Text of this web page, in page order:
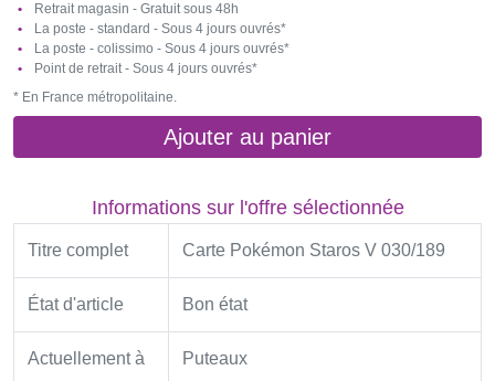
Retrait magasin - Gratuit sous 48h
La poste - standard - Sous 4 jours ouvrés*
La poste - colissimo - Sous 4 jours ouvrés*
Point de retrait - Sous 4 jours ouvrés*
* En France métropolitaine.
Ajouter au panier
Informations sur l'offre sélectionnée
Titre complet Carte Pokémon Staros V 030/189
État d'article Bon état
Actuellement à Puteaux